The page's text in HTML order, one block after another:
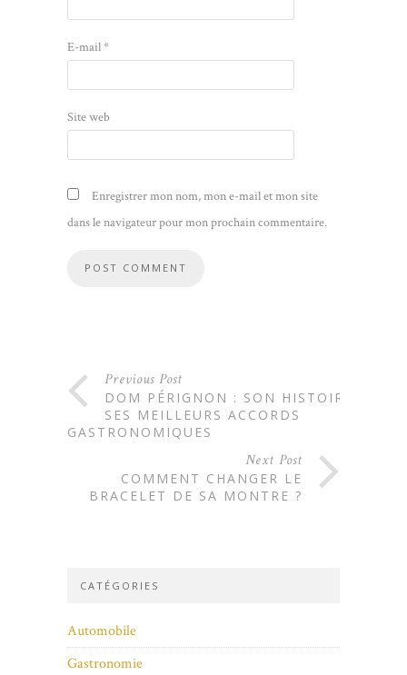
E-mail*
Site web
Enregistrer mon nom, mon e-mail et mon site
dans le navigateur pour mon prochain commentaire.
Previous Post
DOM PÉRIGNON : SON HISTOIRE,
SES MEILLEURS ACCORDS
GASTRONOMIQUES
Next Post
COMMENT CHANGER LE
BRACELET DE SA MONTRE ?
CATÉGORIES
Automobile
Gastronomie